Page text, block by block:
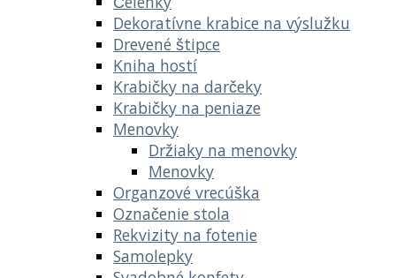
Dekoratívne krabice na výslužku
Drevené štipce
Kniha hostí
Krabičky na darčeky
Krabičky na peniaze
Menovky
Držiaky na menovky
Menovky
Organzové vrecúška
Označenie stola
Rekvizity na fotenie
Samolepky